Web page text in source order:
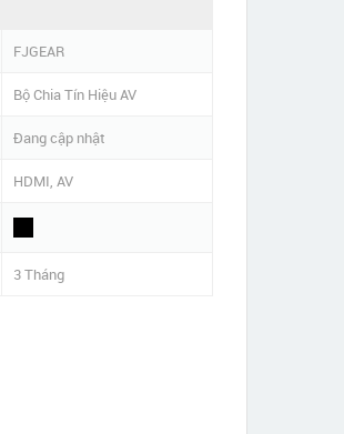
FJGEAR
Bộ Chia Tín Hiệu AV
Đang cập nhật
HDMI, AV
3 Tháng